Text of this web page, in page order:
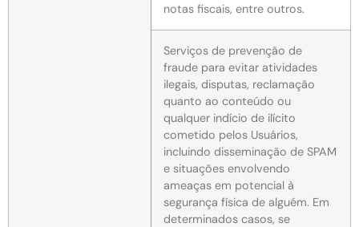
notas fiscais, entre outros.
Serviços de prevenção de
fraude para evitar atividades
ilegais, disputas, reclamação
quanto ao conteúdo ou
qualquer indício de ilícito
cometido pelos Usuários,
incluindo disseminação de SPAM
e situações envolvendo
ameaças em potencial à
segurança física de alguém. Em
determinados casos, se